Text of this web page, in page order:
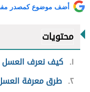
أضف موضوع كمصدر
محتويات
١ كيف نعرف العسل
٢ طرق معرفة